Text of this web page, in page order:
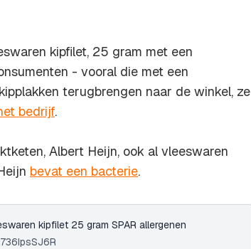
kipfilet, 25 gram met een
- vooral die met een
terugbrengen naar de winkel, ze
bedrijf.
Albert Heijn, ook al vleeswaren
bevat een bacterie.
kipfilet 25 gram SPAR allergenen